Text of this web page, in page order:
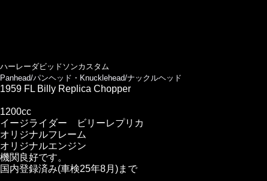
ハーレーダビッドソンカスタム
Panhead/パンヘッド・Knucklehead/ナックルヘッド
1959 FL Billy Replica Chopper
1200cc
イージライダー ビリーレプリカ
オリジナルフレーム
オリジナルエンジン
機関良好です。
国内登録済み(車検25年8月)まで